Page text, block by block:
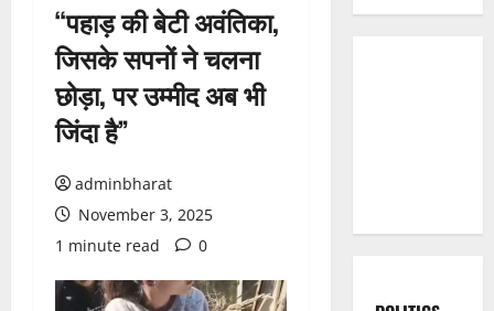
“पहाड़ की बेटी अवंतिका,
जिसके सपनों ने चलना
छोड़ा, पर उम्मीद अब भी
जिंदा है”
adminbharat
November 3, 2025
1 minute read
0